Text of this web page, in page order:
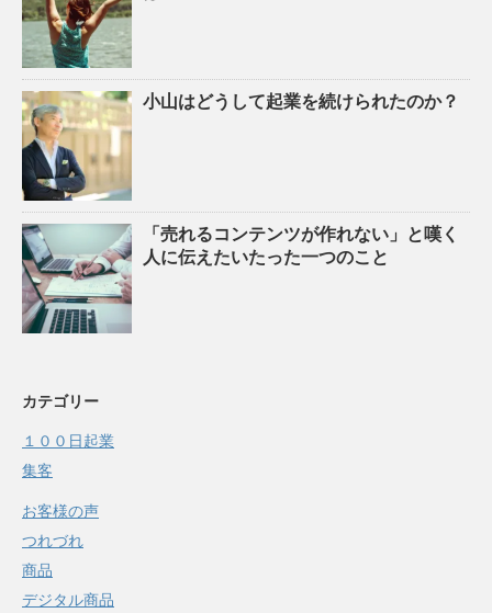
小山はどうして起業を続けられたのか？
「売れるコンテンツが作れない」と嘆く
人に伝えたいたった一つのこと
カテゴリー
１００日起業
集客
お客様の声
つれづれ
商品
デジタル商品